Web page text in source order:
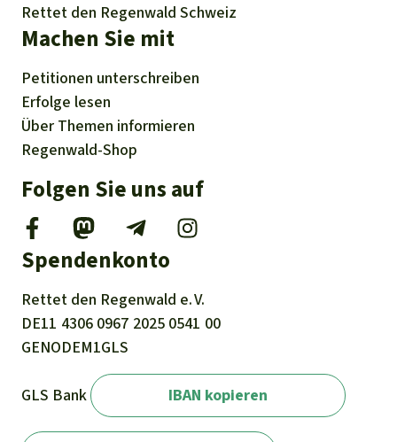
Rettet den Regenwald Schweiz
Machen Sie mit
Petitionen unterschreiben
Erfolge lesen
Über Themen informieren
Regenwald-Shop
Folgen Sie uns auf
Spendenkonto
Rettet den Regenwald e. V.
DE11 4306 0967 2025 0541 00
GENODEM1GLS
GLS Bank IBAN kopieren